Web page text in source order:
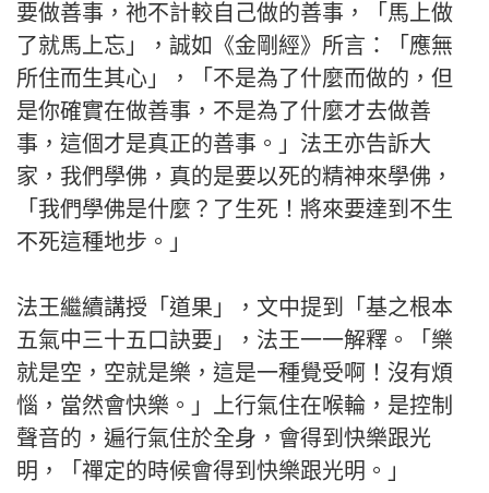
要做善事，祂不計較自己做的善事，「馬上做
了就馬上忘」，誠如《金剛經》所言：「應無
所住而生其心」，「不是為了什麼而做的，但
是你確實在做善事，不是為了什麼才去做善
事，這個才是真正的善事。」法王亦告訴大
家，我們學佛，真的是要以死的精神來學佛，
「我們學佛是什麼？了生死！將來要達到不生
不死這種地步。」
法王繼續講授「道果」，文中提到「基之根本
五氣中三十五口訣要」，法王一一解釋。「樂
就是空，空就是樂，這是一種覺受啊！沒有煩
惱，當然會快樂。」上行氣住在喉輪，是控制
聲音的，遍行氣住於全身，會得到快樂跟光
明，「禪定的時候會得到快樂跟光明。」